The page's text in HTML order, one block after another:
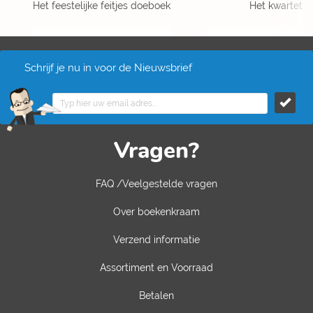
Het feestelijke feitjes doeboek Het kwartet
Schrijf je nu in voor de Nieuwsbrief
Vragen?
FAQ /Veelgestelde vragen
Over boekenkraam
Verzend informatie
Assortiment en Voorraad
Betalen